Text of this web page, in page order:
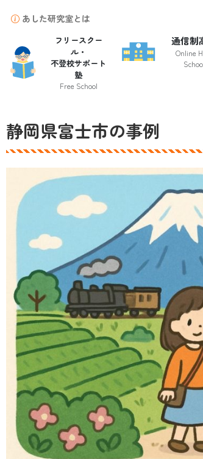
あした研究室とは
フリースクー
ル・
不登校サポート
塾
Free School
通信制
Online
静岡県富士市の事例